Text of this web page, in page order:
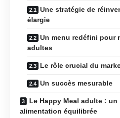
Une stratégie de
élargie
Un menu redéfini pour
adultes
Le rôle crucial du
Un succès mesurable
Le Happy Meal adulte :
alimentation équilibrée